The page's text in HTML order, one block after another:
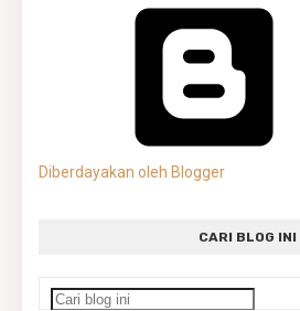
Diberdayakan oleh Blogger
CARI BLOG INI